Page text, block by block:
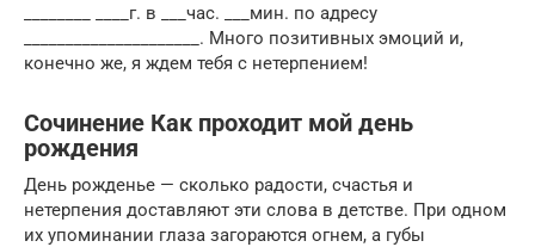
________ ____г. в ___час. ___мин. по адресу
_____________________. Много позитивных эмоций и,
конечно же, я ждем тебя с нетерпением!
Сочинение Как проходит мой день
рождения
День рожденье — сколько радости, счастья и
нетерпения доставляют эти слова в детстве. При одном
их упоминании глаза загораются огнем, а губы